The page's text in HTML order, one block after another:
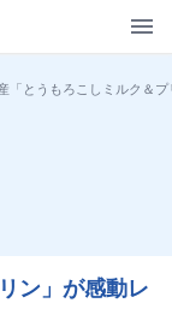
「とうもろこしミルク＆
ン」が感動レ